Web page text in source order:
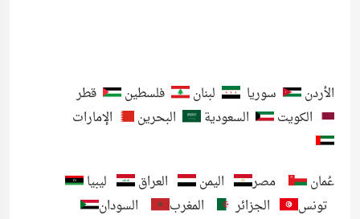
الأردن سوريا لبنان فلسطين
قطر
الكويت
السعودية البحرين الإمارات
عُمان مصر اليمن العراق
ليبيا
تونس
الجزائر المغرب السودان